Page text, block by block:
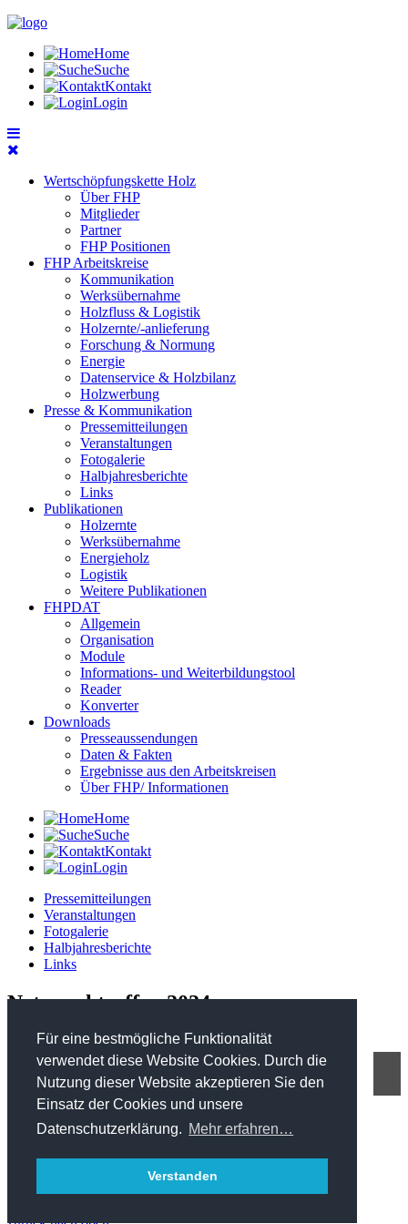
Für eine bestmögliche Funktionalität
verwendet diese Website Cookies. Durch die
Nutzung dieser Website akzeptieren Sie den
Einsatz der Cookies und unsere
Datenschutzerklärung. Mehr erfahren…
Verstanden
Home
Suche
Kontakt
Login
Wertschöpfungskette Holz
Über FHP
Mitglieder
Partner
FHP Positionen
FHP Arbeitskreise
Kommunikation
Werksübernahme
Holzfluss & Logistik
Holzernte/-anlieferung
Forschung & Normung
Energie
Datenservice & Holzbilanz
Holzwerbung
Presse & Kommunikation
Pressemitteilungen
Veranstaltungen
Fotogalerie
Halbjahresberichte
Links
Publikationen
Holzernte
Werksübernahme
Energieholz
Logistik
Weitere Publikationen
FHPDAT
Allgemein
Organisation
Module
Informations- und Weiterbildungstool
Reader
Konverter
Downloads
Presseaussendungen
Daten & Fakten
Ergebnisse aus den Arbeitskreisen
Über FHP/ Informationen
Home
Suche
Kontakt
Login
Pressemitteilungen
Veranstaltungen
Fotogalerie
Halbjahresberichte
Links
Netzwerktreffen 2024
FHP - Kooperationsplattform Forst Holz Papier
Marxergasse 2/ 4. Stock - 1030 Wien
T: +43 1 402 01 12 900
Impressum / Datenschutz
Sitemap